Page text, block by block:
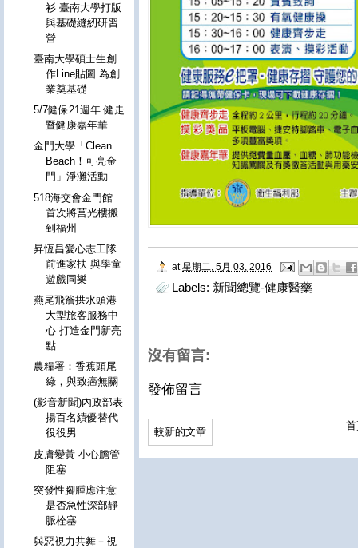
at 星期二, 5月 03, 2016
Labels: 新聞總覽-健康醫藥
沒有留言:
發佈留言
較新的文章
衫 臺南大學打版
與基礎縫紉研習
營
臺南大學碩士生創
作Line貼圖 為創
業奠基礎
5/7健保21週年 健走
暨健康嘉年華
金門大學「Clean
Beach！可亮金
門」淨灘活動
518海交會金門館
首次將莒光樓搬
到福州
昇恆昌愛心志工隊
前進家扶 與學童
遊戲同樂
燕尾飛簷拱水頭港
大型旅客服務中
心 打造金門新亮
點
農糧署：香蕉頭尾
綠，與致癌無關
(影音新聞)內政部表
揚百名績優替代
役役男
皮膚變黃 小心膽管
阻塞
突發性腳腫應注意
是否急性深部靜
脈栓塞
與惡視力共舞－視